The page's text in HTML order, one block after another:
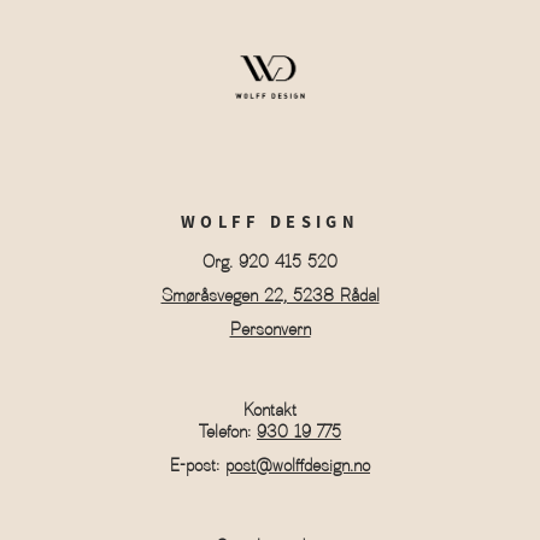
WOLFF DESIGN
Org. 920 415 520
Smøråsvegen 22, 5238 Rådal
Personvern
Kontakt
Telefon: 930 19 775
E-post: post@wolffdesign.no